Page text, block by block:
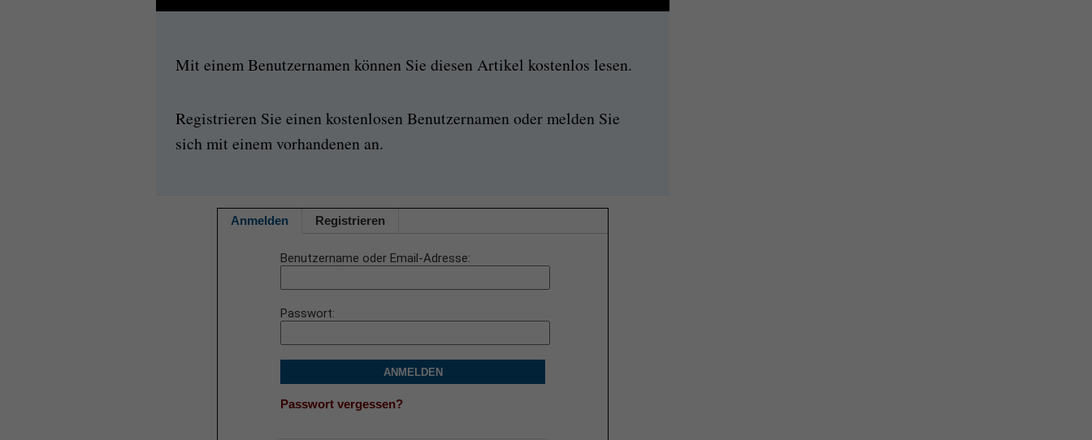
Mit einem Benutzernamen können Sie diesen Artikel kostenlos lesen.
Registrieren Sie einen kostenlosen Benutzernamen oder melden Sie
sich mit einem vorhandenen an.
Anmelden Registrieren
Benutzername oder Email-Adresse
Passwort
ANMELDEN
Passwort vergessen?